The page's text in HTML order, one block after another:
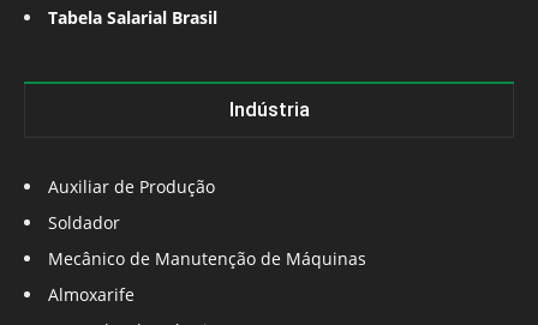
Tabela Salarial Brasil
Indústria
Auxiliar de Produção
Soldador
Mecânico de Manutenção de Máquinas
Almoxarife